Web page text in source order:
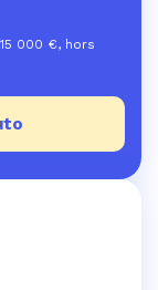
15 000 €, hors